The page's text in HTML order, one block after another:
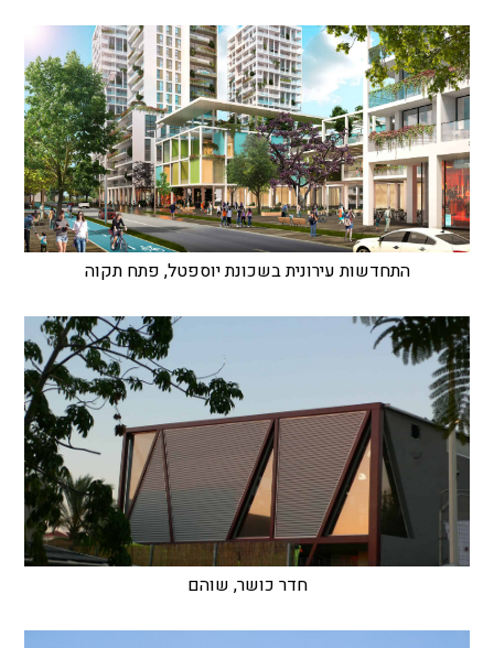
התחדשות עירונית בשכונת יוספטל, פתח תקוה
חדר כושר, שוהם